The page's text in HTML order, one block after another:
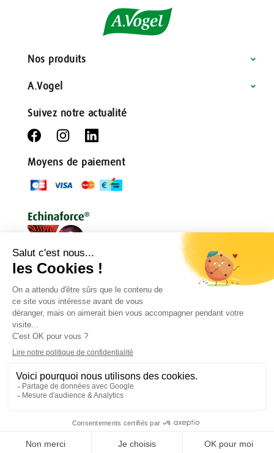
Nos produits
A.Vogel
Suivez notre actualité
Moyens de paiement
Conditions générales Règlement de jeu
Mentions légales